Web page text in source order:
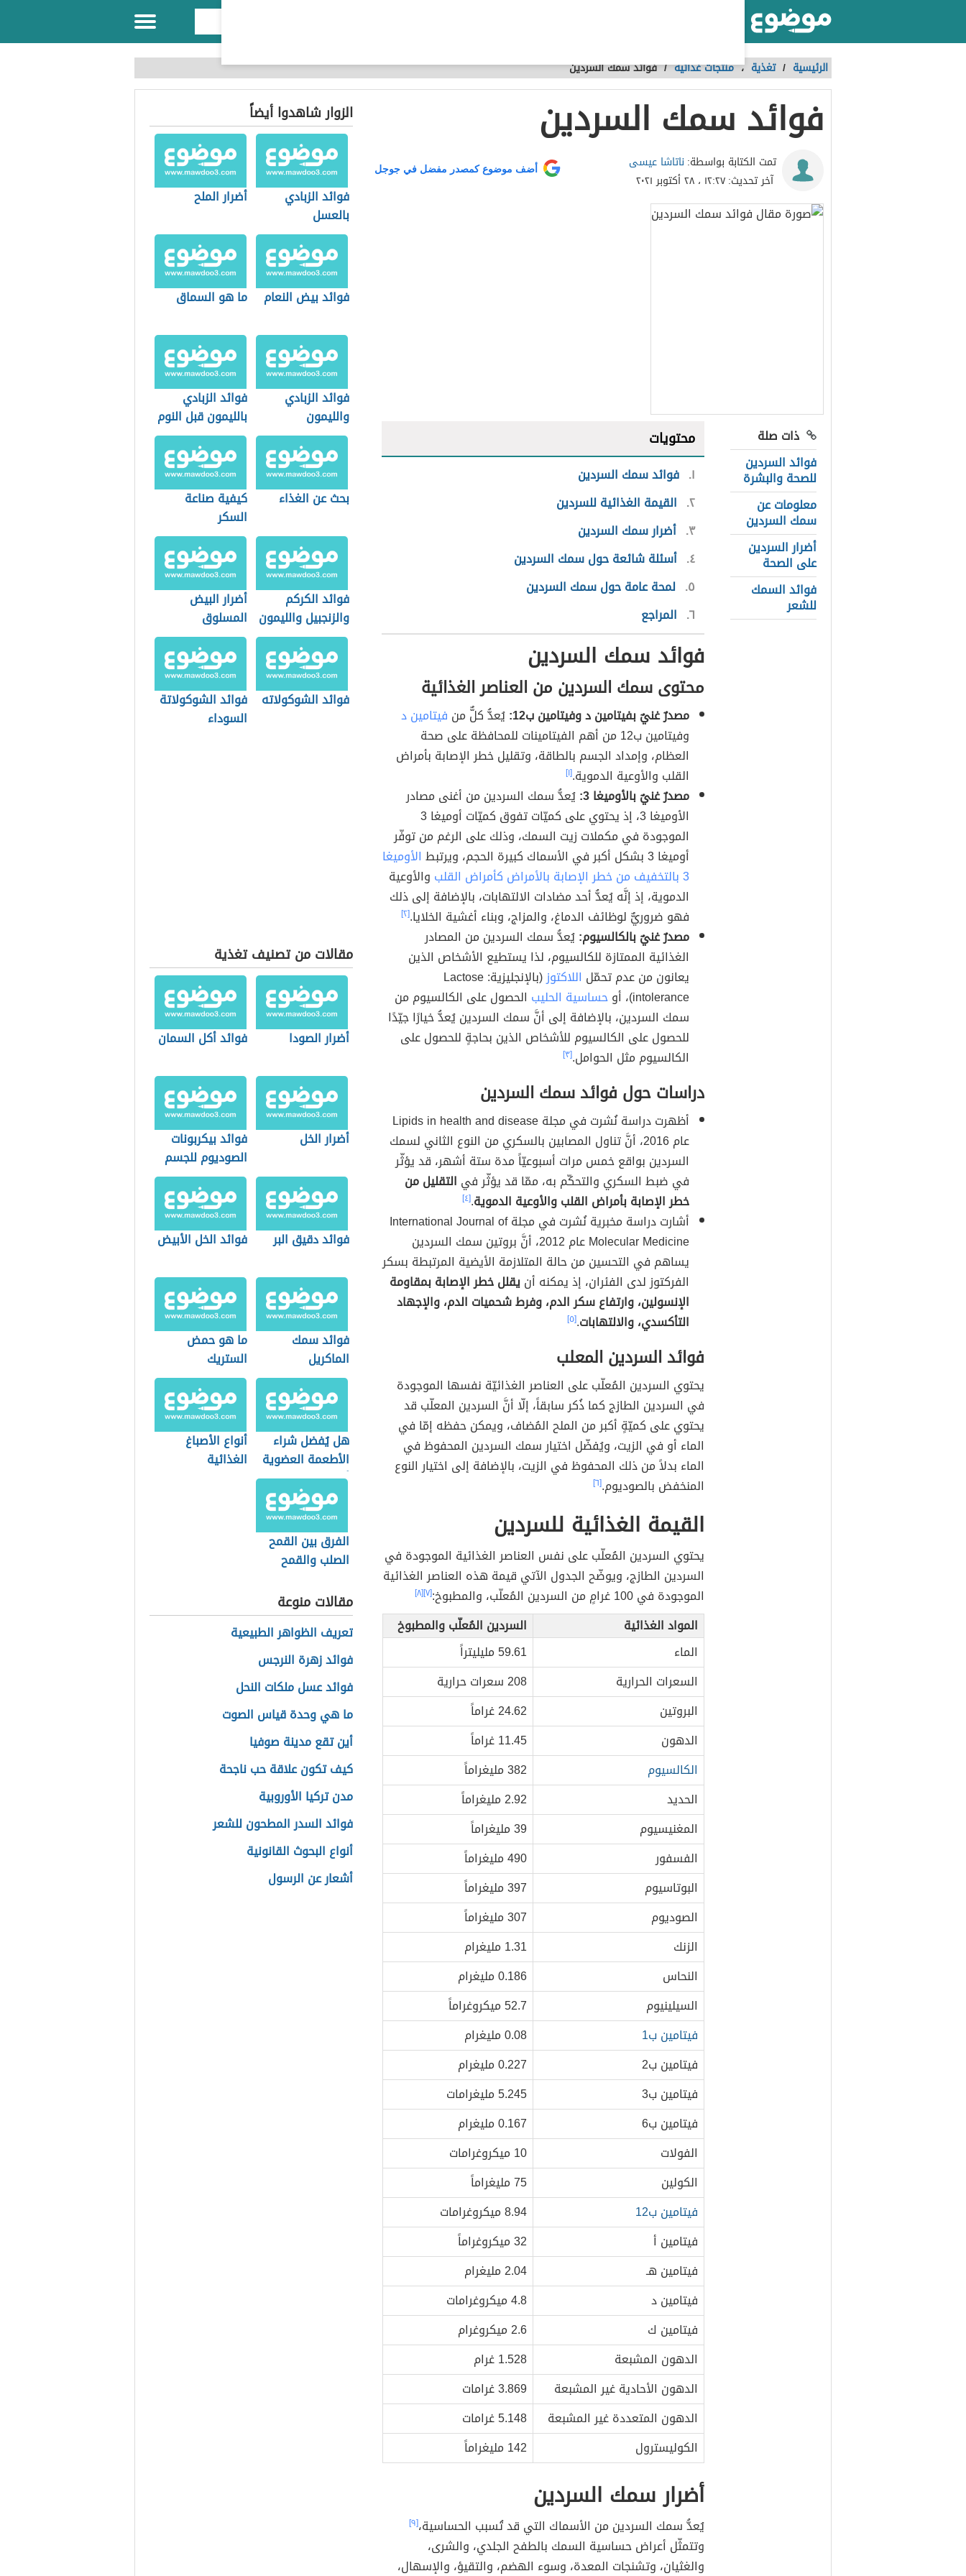
الرئيسية / تغذية ،منتجات غذائية /فوائد سمك السردين
فوائد سمك السردين
تمت الكتابة بواسطة: ناتاشا عيسى
آخر تحديث:١٢:٢٧ ، ٢٨ أكتوبر ٢٠٢١
أضف موضوع كمصدر مفضل في جوجل
ذات صلة
فوائد السردين
للصحة والبشرة
معلومات عن
سمك السردين
أضرار السردين
على الصحة
فوائد السمك
للشعر
محتويات
١ فوائد سمك السردين
٢ القيمة الغذائية للسردين
٣ أضرار سمك السردين
٤ أسئلة شائعة حول سمك السردين
٥ لمحة عامة حول سمك السردين
٦ المراجع
فوائد سمك السردين
محتوى سمك السردين من العناصر الغذائية
مصدرٌ غنيٌ بفيتامين د وفيتامين ب12: يُعدُّ كلٌّ من فيتامين د
وفيتامين ب12 من أهم الفيتامينات للمحافظة على صحة
العظام، وإمداد الجسم بالطاقة، وتقليل خطر الإصابة بأمراض
القلب والأوعية الدموية.[١]
مصدرٌ غنيٌ بالأوميغا 3:
يُعدُّ سمك السردين من أغنى مصادر
الأوميغا 3، إذ يحتوي على كميّات تفوق كميّات أوميغا 3
الموجودة في مكملات زيت السمك، وذلك على الرغم من توفّر
أوميغا 3 بشكل أكبر في الأسماك كبيرة الحجم، ويرتبط
الأوميغا
3 بالتخفيف من خطر الإصابة بالأمراض
كأمراض القلب والأوعية
الدموية، إذ إنَّه يُعدُّ أحد مضادات الالتهابات، بالإضافة إلى ذلك
فهو ضروريٌّ لوظائف الدماغ، والمزاج، وبناء أغشية الخلايا.[٢]
مصدرٌ غنيٌ بالكالسيوم:يُعدُّ سمك السردين من المصادر
الغذائية الممتازة للكالسيوم، لذا يستطيع الأشخاص الذين
يعانون من عدم تحمّل اللاكتوز
(بالإنجليزية: Lactose
intolerance)، أو
حساسية الحليب الحصول على الكالسيوم من
سمك السردين، بالإضافة إلى أنَّ سمك السردين يُعدُّ خيارًا جيّدًا
للحصول على الكالسيوم للأشخاص الذين بحاجةٍ للحصول على
الكالسيوم مثل الحوامل.[٣]
دراسات حول فوائد سمك السردين
أظهرت دراسة نُشرت في مجلة Lipids in health and disease
عام 2016، أنَّ تناول المصابين بالسكري من النوع الثاني لسمك
السردين بواقع خمس مرات أسبوعيّاً مدة ستة أشهر، قد يؤثّر
في ضبط السكري والتحكّم به، ممّا قد يؤثّر في التقليل من
خطر الإصابة بأمراض القلب والأوعية الدموية.[٤]
أشارت دراسة مخبرية نُشرت في مجلة International Journal of
Molecular Medicine عام 2012، أنَّ بروتين سمك السردين
يساهم في التحسين من حالة المتلازمة الأيضية المرتبطة بسكر
الفركتوز لدى الفئران، إذ يمكنه أنيقلل خطر الإصابة بمقاومة
الإنسولين، وارتفاع سكر الدم، وفرط شحميات الدم، والإجهاد
التأكسدي، والالتهابات.[٥]
فوائد السردين المعلب
يحتوي السردين المُعلّب على العناصر الغذائيّة نفسها الموجودة
في السردين الطازج كما ذُكر سابقاً، إلّا أنَّ السردين المعلّب قد
يحتوي على كميّةٍ أكبر من الملح المُضاف، ويمكن حفظه إمّا في
الماء أو في الزيت، ويُفضّل اختيار سمك السردين المحفوظ في
الماء بدلاً من ذلك المحفوظ في الزيت، بالإضافة إلى اختيار النوع
المنخفض بالصوديوم.[٦]
القيمة الغذائية للسردين
يحتوي السردين المُعلّب على نفس العناصر الغذائية الموجودة في
السردين الطازج، ويوضّح الجدول الآتي قيمة هذه العناصر الغذائية
الموجودة في 100 غرامٍ من السردين المُعلّب، والمطبوخ:
[٧] [٨]
المواد الغذائية
السردين المُعلّب والمطبوخ
الماء
59.61 مليليتراً
السعرات الحرارية
208 سعرات حرارية
البروتين
24.62 غراماً
الدهون
11.45 غراماً
الكالسيوم
382 مليغراماً
الحديد
2.92 مليغراماً
المغنيسيوم
39 مليغراماً
الفسفور
490 مليغراماً
البوتاسيوم
397 مليغراماً
الصوديوم
307 مليغراماً
الزنك
1.31 مليغرام
النحاس
0.186 مليغرام
السيلينيوم
52.7 ميكروغراماً
فيتامين ب1
0.08 مليغرام
فيتامين ب2
0.227 مليغرام
فيتامين ب3
5.245 مليغرامات
فيتامين ب6
0.167 مليغرام
الفولات
10 ميكروغرامات
الكولين
75 مليغراماً
فيتامين ب12
8.94 ميكروغرامات
فيتامين أ
32 ميكروغراماً
فيتامين هـ
2.04 مليغرام
فيتامين د
4.8 ميكروغرامات
فيتامين ك
2.6 ميكروغرام
الدهون المشبعة
1.528 غرام
الدهون الأحادية غير المشبعة
3.869 غرامات
الدهون المتعددة غير المشبعة
5.148 غرامات
الكوليسترول
142 مليغراماً
أضرار سمك السردين
يُعدُّ سمك السردين من الأسماك التي قد تُسبب الحساسية،[٩]
وتتمثّل أعراض حساسية السمك بالطفح الجلدي، والشرى،
والغثيان، وتشنجات المعدة، وسوء الهضم، والتقيؤ، والإسهال،
الزوار شاهدوا أيضاً
فوائد الزبادي
بالعسل
أضرار الملح
فوائد بيض النعام ما هو السماق
فوائد الزبادي
والليمون
فوائد الزبادي
بالليمون قبل النوم
بحث عن الغذاء
كيفية صناعة
السكر
فوائد الكركم
والزنجبيل والليمون
أضرار البيض
المسلوق
فوائد الشوكولاته
فوائد الشوكولاتة
السوداء
مقالات من تصنيف تغذية
أضرار الصودا فوائد أكل السمان
أضرار الخل
فوائد بيكربونات
الصوديوم للجسم
فوائد دقيق البر فوائد الخل الأبيض
فوائد سمك
الماكريل
ما هو حمض
الستريك
هل يُفضل شراء
الأطعمة العضوية
أثناء التسوق؟
أنواع الأصباغ
الغذائية
الفرق بين القمح
الصلب والقمح
مقالات منوعة
تعريف الظواهر الطبيعية
فوائد زهرة النرجس
فوائد عسل ملكات النحل
ما هي وحدة قياس الصوت
أين تقع مدينة صوفيا
كيف تكون علاقة حب ناجحة
مدن تركيا الأوروبية
فوائد السدر المطحون للشعر
أنواع البحوث القانونية
أشعار عن الرسول